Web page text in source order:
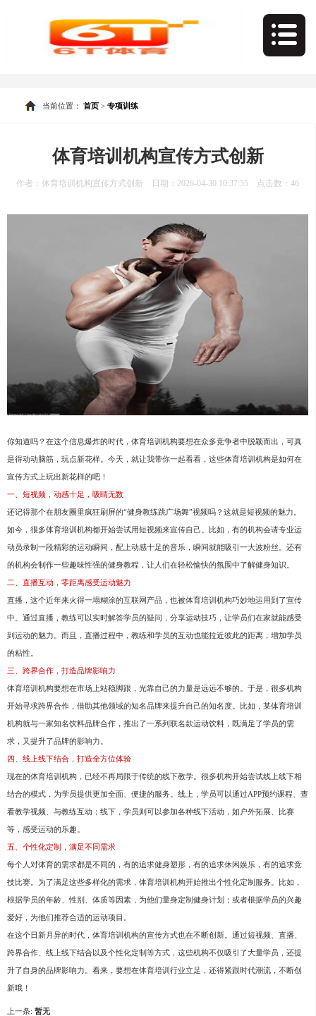
当前位置： 首页 > 专项训练
体育培训机构宣传方式创新
作者：体育培训机构宣传方式创新 日期：2026-04-30 10:37:55 点击数： 46
你知道吗？在这个信息爆炸的时代，体育培训机构要想在众多竞争者中脱颖而出，可真
是得动动脑筋，玩点新花样。今天，就让我带你一起看看，这些体育培训机构是如何在
宣传方式上玩出新花样的吧！
一、短视频，动感十足，吸睛无数
还记得那个在朋友圈里疯狂刷屏的“健身教练跳广场舞”视频吗？这就是短视频的魅力。
如今，很多体育培训机构都开始尝试用短视频来宣传自己。比如，有的机构会请专业运
动员录制一段精彩的运动瞬间，配上动感十足的音乐，瞬间就能吸引一大波粉丝。还有
的机构会制作一些趣味性强的健身教程，让人们在轻松愉快的氛围中了解健身知识。
二、直播互动，零距离感受运动魅力
直播，这个近年来火得一塌糊涂的互联网产品，也被体育培训机构巧妙地运用到了宣传
中。通过直播，教练可以实时解答学员的疑问，分享运动技巧，让学员们在家就能感受
到运动的魅力。而且，直播过程中，教练和学员的互动也能拉近彼此的距离，增加学员
的粘性。
三、跨界合作，打造品牌影响力
体育培训机构要想在市场上站稳脚跟，光靠自己的力量是远远不够的。于是，很多机构
开始寻求跨界合作，借助其他领域的知名品牌来提升自己的知名度。比如，某体育培训
机构就与一家知名饮料品牌合作，推出了一系列联名款运动饮料，既满足了学员的需
求，又提升了品牌的影响力。
四、线上线下结合，打造全方位体验
现在的体育培训机构，已经不再局限于传统的线下教学。很多机构开始尝试线上线下相
结合的模式，为学员提供更加全面、便捷的服务。线上，学员可以通过APP预约课程、查
看教学视频、与教练互动；线下，学员则可以参加各种线下活动，如户外拓展、比赛
等，感受运动的乐趣。
五、个性化定制，满足不同需求
每个人对体育的需求都是不同的，有的追求健身塑形，有的追求休闲娱乐，有的追求竞
技比赛。为了满足这些多样化的需求，体育培训机构开始推出个性化定制服务。比如，
根据学员的年龄、性别、体质等因素，为他们量身定制健身计划；或者根据学员的兴趣
爱好，为他们推荐合适的运动项目。
在这个日新月异的时代，体育培训机构的宣传方式也在不断创新。通过短视频、直播、
跨界合作、线上线下结合以及个性化定制等方式，这些机构不仅吸引了大量学员，还提
升了自身的品牌影响力。看来，要想在体育培训行业立足，还得紧跟时代潮流，不断创
新哦！
上一条: 暂无